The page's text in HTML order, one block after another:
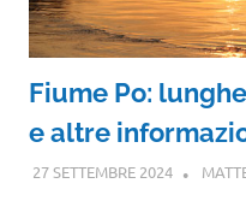
Fiume Po:
e altre
27 SETTEMBRE 2024